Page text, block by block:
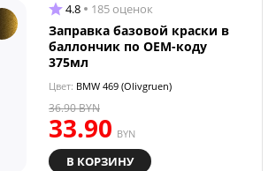
4.8 185 оценок
Заправка базовой краски в
баллончик по OEM-коду
375мл
Цвет: BMW 469 (Olivgruen)
33.90 BYN
36.90BYN
В КОРЗИНУ